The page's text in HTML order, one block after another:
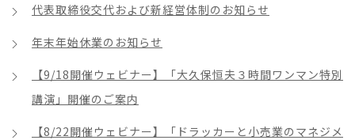
代表取締役交代および新経営体制のお知らせ
年末年始休業のお知らせ
【9/18開催ウェビナー】「大久保恒夫３時間ワンマン特別
講演」開催のご案内
【8/22開催ウェビナー】「ドラッカーと小売業のマネジメ